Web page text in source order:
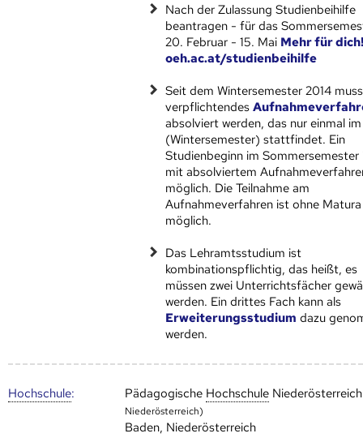
Nach der Zulassung Studienbeihilfe
beantragen - für das
20. Februar - 15. Mai Mehr für
oeh.ac.at/studienbeihilfe
Seit dem Wintersemester 2014
verpflichtendes
absolviert werden, das nur einmal
(Wintersemester) stattfindet. Ein
Studienbeginn im Sommersemester
mit absolviertem
möglich. Die Teilnahme am
Aufnahmeverfahren ist ohne Matura
möglich.
Das Lehramtsstudium ist
kombinationspflichtig, das heißt, es
müssen zwei Unterrichtsfächer
werden. Ein drittes Fach kann als
Erweiterungsstudium dazu
werden.
Hoch­schule: Pädagogische Hoch­schule
Niederösterreich)
Baden, Niederösterreich